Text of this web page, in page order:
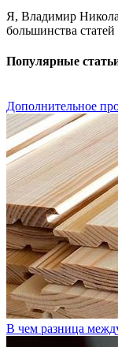
Я, Владимир
большинства статей
Популярные
Дополнительное
В чем разница